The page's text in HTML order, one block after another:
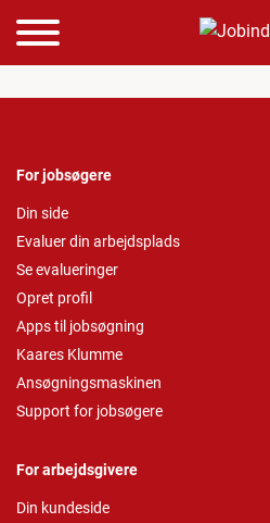
For jobsøgere
Din side
Evaluer din arbejdsplads
Se evalueringer
Opret profil
Apps til jobsøgning
Kaares Klumme
Ansøgningsmaskinen
Support for jobsøgere
For arbejdsgivere
Din kundeside